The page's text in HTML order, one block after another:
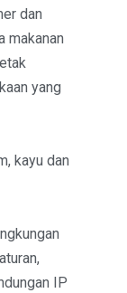
dan
makanan
yang
kayu dan
IP